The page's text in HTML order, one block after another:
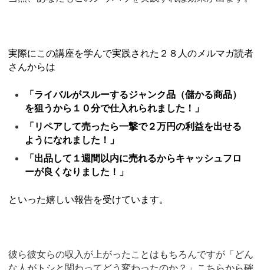
実際にこの講座を学んで実践された２８人のメルマガ読者
さんからは
「ライバルがスルーするジャンク品（儲かる商品）
を狙うから１０分で仕入れられました！」
「リペアして売ったら一撃で２万円の利益を出せる
ようになれました！」
「出品して１週間以内に売れるからキャッシュフロ
ーが良くなりました！」
といった嬉しい報告を受けています。
彼ら彼女らの収入が上がったことはもちろんですが「どん